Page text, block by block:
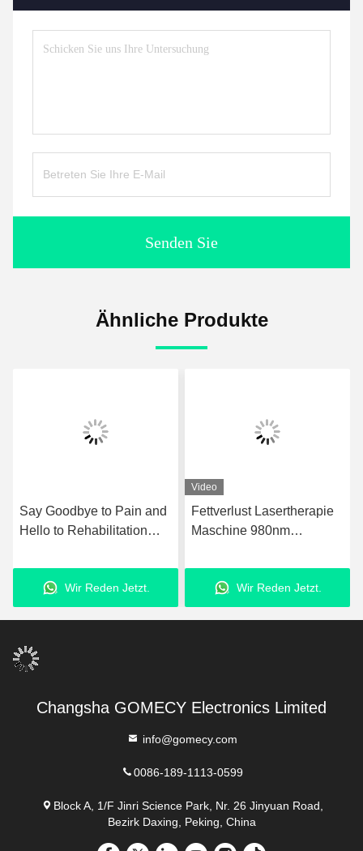
Senden Sie
Ähnliche Produkte
Say Goodbye to Pain and
Hello to Rehabilitation
Ultrasound Pain Relief
Technology Therapy
Device
Wir Reden Jetzt.
Video
Fettverlust Lasertherapie
Maschine 980nm
Fettabsaugungsanlage
Wir Reden Jetzt.
Changsha GOMECY Electronics Limited
info@gomecy.com
0086-189-1113-0599
Block A, 1/F Jinri Science Park, Nr. 26 Jinyuan Road,
Bezirk Daxing, Peking, China